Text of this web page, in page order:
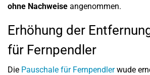
ohne Nachweise angenommen.
Erhöhung der
für Fernpendler
Die Pauschale für Fernpendlerwude